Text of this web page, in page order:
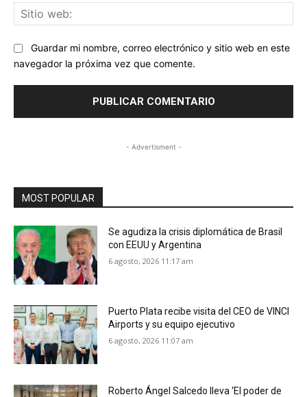
Guardar mi nombre, correo electrónico y sitio web en este
navegador la próxima vez que comente.
- Advertisment -
MOST POPULAR
Se agudiza la crisis diplomática de Brasil
con EEUU y Argentina
6 agosto, 2026 11:17 am
Puerto Plata recibe visita del CEO de VINCI
Airports y su equipo ejecutivo
6 agosto, 2026 11:07 am
Roberto Ángel Salcedo lleva ‘El poder de